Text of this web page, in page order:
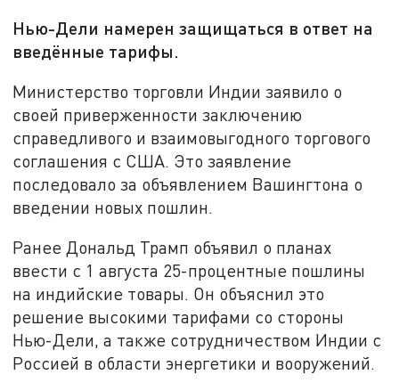
Нью-Дели намерен защищаться в ответ на
введённые тарифы.
Министерство торговли Индии заявило о
своей приверженности заключению
справедливого и взаимовыгодного торгового
соглашения с США. Это заявление
последовало за объявлением Вашингтона о
введении новых пошлин.
Ранее Дональд Трамп объявил о планах
ввести с 1 августа 25-процентные пошлины
на индийские товары. Он объяснил это
решение высокими тарифами со стороны
Нью-Дели, а также сотрудничеством Индии с
Россией в области энергетики и вооружений.